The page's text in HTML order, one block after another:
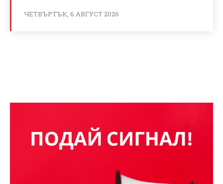
ЧЕТВЪРТЪК, 6 АВГУСТ 2026